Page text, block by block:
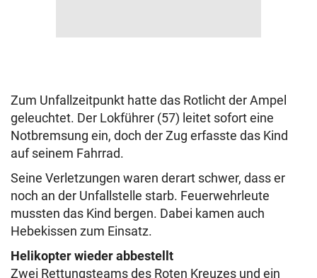
Zum Unfallzeitpunkt hatte das Rotlicht der Ampel
geleuchtet. Der Lokführer (57) leitet sofort eine
Notbremsung ein, doch der Zug erfasste das Kind
auf seinem Fahrrad.
Seine Verletzungen waren derart schwer, dass er
noch an der Unfallstelle starb. Feuerwehrleute
mussten das Kind bergen. Dabei kamen auch
Hebekissen zum Einsatz.
Helikopter wieder abbestellt
Zwei Rettungsteams des Roten Kreuzes und ein